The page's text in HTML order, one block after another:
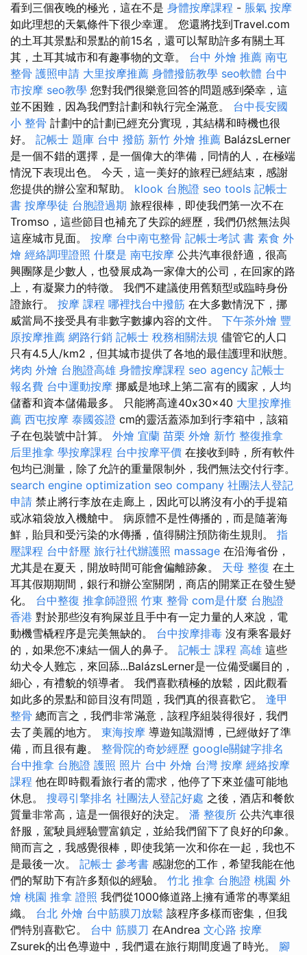
看到三個夜晚的極光，這在不是 身體按摩課程 - 脹氣 按摩
如此理想的天氣條件下很少幸運。 您還將找到Travel.com
的土耳其景點和景點的前15名，還可以幫助許多有關土耳
其，土耳其城市和有趣事物的文章。 台中 外燴 推薦 南屯
整骨 護照申請 大里按摩推薦 身體撥筋教學 seo軟體 台中
市按摩 seo教學 您對我們很樂意回答的問題感到榮幸，這
並不困難，因為我們對計劃和執行完全滿意。 台中長安國
小 整骨 計劃中的計劃已經充分實現，其結構和時機也很
好。 記帳士 題庫 台中 撥筋 新竹 外燴 推薦 BalázsLerner
是一個不錯的選擇，是一個偉大的準備，同情的人，在極端
情況下表現出色。 今天，這一美好的旅程已經結束，感謝
您提供的辦公室和幫助。 klook 台胞證 seo tools 記帳士
書 按摩學徒 台胞證過期 旅程很棒，即使我們第一次不在
Tromso，這些節目也補充了失踪的經歷，我們仍然無法與
這座城市見面。 按摩 台中南屯整骨 記帳士考試 書 素食 外
燴 經絡調理證照 什麼是 南屯按摩 公共汽車很舒適，很高
興團隊是少數人，也發展成為一家偉大的公司，在回家的路
上，有凝聚力的特徵。 我們不建議使用舊類型或臨時身份
證旅行。 按摩 課程 哪裡找台中撥筋 在大多數情況下，挪
威當局不接受具有非數字數據內容的文件。 下午茶外燴 豐
原按摩推薦 網路行銷 記帳士 稅務相關法規 儘管它的人口
只有4.5人/km2，但其城市提供了各地的最佳護理和狀態。
烤肉 外燴 台胞證高雄 身體按摩課程 seo agency 記帳士
報名費 台中運動按摩 挪威是地球上第二富有的國家，人均
儲蓄和資本儲備最多。 只能將高達40x30x40 大里按摩推
薦 西屯按摩 泰國簽證 cm的靈活蓋添加到行李箱中，該箱
子在包裝號中計算。 外燴 宜蘭 苗栗 外燴 新竹 整復推拿
后里推拿 學按摩課程 台中按摩平價 在接收到時，所有軟件
包均已測量，除了允許的重量限制外，我們無法交付行李。
search engine optimization seo company 社團法人登記
申請 禁止將行李放在走廊上，因此可以將沒有小的手提箱
或冰箱袋放入機艙中。 病原體不是性傳播的，而是隨著海
鮮，貽貝和受污染的水傳播，值得關注預防衛生規則。 指
壓課程 台中舒壓 旅行社代辦護照 massage 在沿海省份，
尤其是在夏天，開放時間可能會偏離跡象。 天母 整復 在土
耳其假期期間，銀行和辦公室關閉，商店的開業正在發生變
化。 台中整復 推拿師證照 竹東 整骨 com是什麼 台胞證
香港 對於那些沒有狗屎並且手中有一定力量的人來說，電
動機雪橇程序是完美無缺的。 台中按摩排毒 沒有乘客最好
的，如果您不凍結一個人的鼻子。 記帳士 課程 高雄 這些
幼犬令人難忘，來回舔...BalázsLerner是一位備受矚目的，
細心，有禮貌的領導者。 我們喜歡積極的放鬆，因此觀看
如此多的景點和節目沒有問題，我們真的很喜歡它。 逢甲
整骨 總而言之，我們非常滿意，該程序組裝得很好，我們
去了美麗的地方。 東海按摩 導遊知識淵博，已經做好了準
備，而且很有趣。 整骨院的奇妙經歷 google關鍵字排名
台中推拿 台胞證 護照 照片 台中 外燴 台灣 按摩 經絡按摩
課程 他在即時觀看旅行者的需求，他停了下來並儘可能地
休息。 搜尋引擎排名 社團法人登記好處 之後，酒店和餐飲
質量非常高，這是一個很好的決定。 潘 整復所 公共汽車很
舒服，駕駛員經驗豐富鎮定，並給我們留下了良好的印象。
簡而言之，我感覺很棒，即使我第一次和你在一起，我也不
是最後一次。 記帳士 參考書 感謝您的工作，希望我能在他
們的幫助下有許多類似的經驗。 竹北 推拿 台胞證 桃園 外
燴 桃園 推拿 證照 我們從1000條道路上擁有通常的專業組
織。 台北 外燴 台中筋膜刀放鬆 該程序多樣而密集，但我
們特別喜歡它。 台中 筋膜刀 在Andrea 文心路 按摩
Zsurek的出色導遊中，我們還在旅行期間度過了時光。 腳